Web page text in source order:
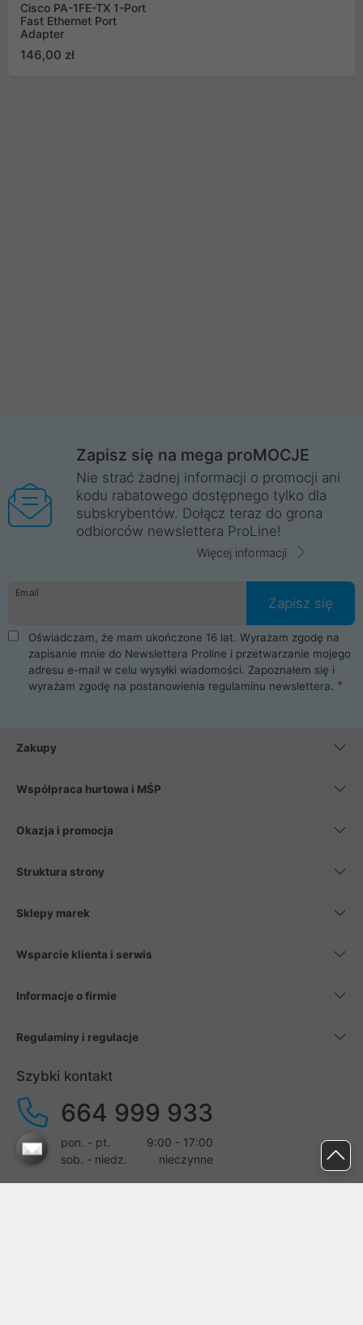
Cisco PA-1FE-TX 1-Port
Fast Ethernet Port
Adapter
146,00 zł
Zapisz się na mega proMOCJE
Nie strać żadnej informacji o promocji ani
kodu rabatowego dostępnego tylko dla
subskrybentów. Dołącz teraz do grona
odbiorców newslettera ProLine!
Więcej informacji
Email
Zapisz się
Oświadczam, że mam ukończone 16 lat. Wyrażam zgodę na
zapisanie mnie do Newslettera Proline i przetwarzanie mojego
adresu e-mail w celu wysyłki wiadomości. Zapoznałem się i
wyrażam zgodę na postanowienia regulaminu newslettera.
Zakupy
Współpraca hurtowa i MŚP
Okazja i promocja
Struktura strony
Sklepy marek
Wsparcie klienta i serwis
Informacje o firmie
Regulaminy i regulacje
Szybki kontakt
664 999 933
pon. - pt.
9:00 - 17:00
sob. - niedz.
nieczynne